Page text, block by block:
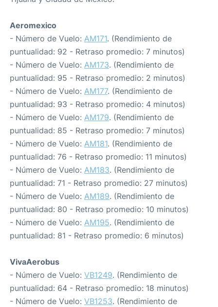
Aeromexico
- Número de Vuelo: AM171. (Rendimiento de
puntualidad: 92 - Retraso promedio: 7 minutos)
- Número de Vuelo: AM173. (Rendimiento de
puntualidad: 95 - Retraso promedio: 2 minutos)
- Número de Vuelo: AM177. (Rendimiento de
puntualidad: 93 - Retraso promedio: 4 minutos)
- Número de Vuelo: AM179. (Rendimiento de
puntualidad: 85 - Retraso promedio: 7 minutos)
- Número de Vuelo: AM181. (Rendimiento de
puntualidad: 76 - Retraso promedio: 11 minutos)
- Número de Vuelo: AM183. (Rendimiento de
puntualidad: 71 - Retraso promedio: 27 minutos)
- Número de Vuelo: AM189. (Rendimiento de
puntualidad: 80 - Retraso promedio: 10 minutos)
- Número de Vuelo: AM195. (Rendimiento de
puntualidad: 81 - Retraso promedio: 6 minutos)
VivaAerobus
- Número de Vuelo: VB1249. (Rendimiento de
puntualidad: 64 - Retraso promedio: 18 minutos)
- Número de Vuelo: VB1253. (Rendimiento de